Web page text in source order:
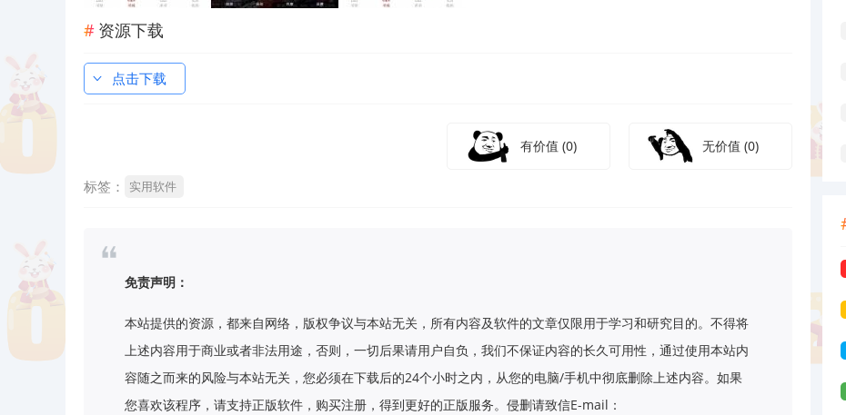
资源下载
点击下载
有价值(0) 无价值(0)
标签： 实用软件
免责声明：
本站提供的资源，都来自网络，版权争议与本站无关，所有内容及软件的文章仅限用于学习和研究目的。不得将
上述内容用于商业或者非法用途，否则，一切后果请用户自负，我们不保证内容的长久可用性，通过使用本站内
容随之而来的风险与本站无关，您必须在下载后的24个小时之内，从您的电脑/手机中彻底删除上述内容。如果
您喜欢该程序，请支持正版软件，购买注册，得到更好的正版服务。侵删请致信E-mail：